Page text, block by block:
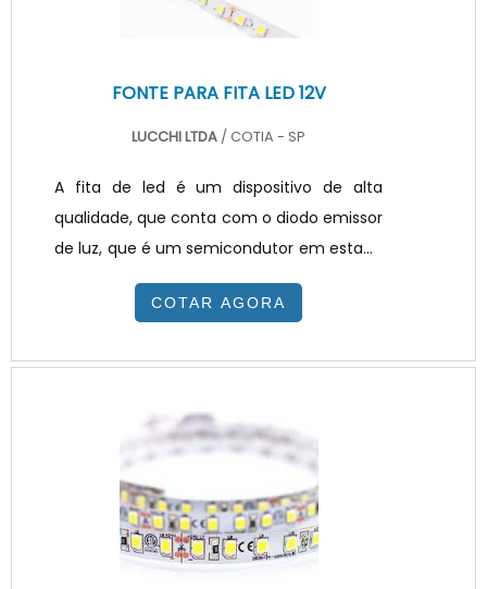
FONTE PARA FITA LED 12V
LUCCHI LTDA / COTIA - SP
A fita de led é um dispositivo de alta
qualidade, que conta com o diodo emissor
de luz, que é um semicondutor em estado
sólido que converte energia elétrica
diretamente em luz. Ele basicamente atua
razoavelmente baixa permite a
disparo contínuo, ou seja, a luz ocorre
quando o LED é polarizado, permitindo a
passagem de uma corrente elétrica.
Porém para que o produto func...
COTAR AGORA